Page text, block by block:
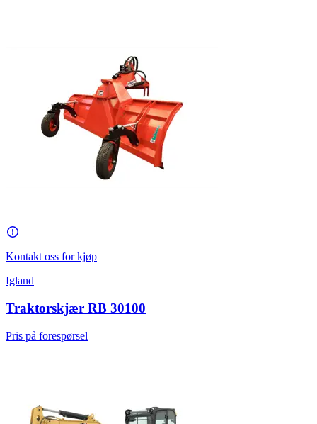
Kontakt oss for kjøp
Igland
Traktorskjær RB 30100
Pris på forespørsel